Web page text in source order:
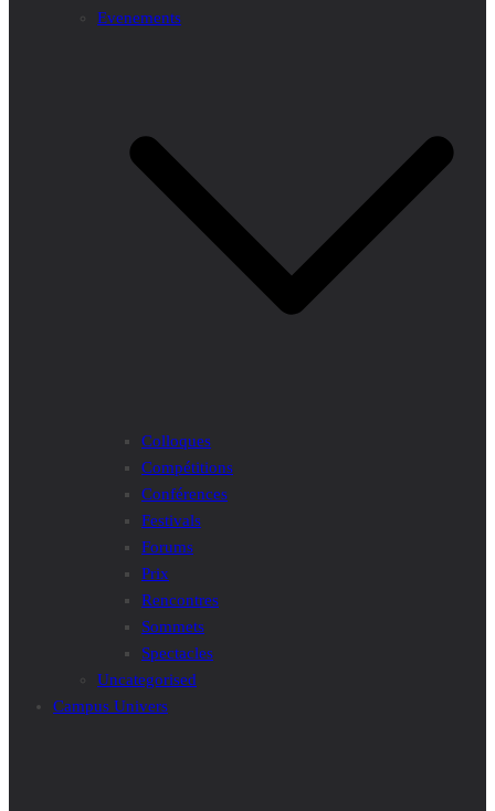
Evenements
Colloques
Compétitions
Conférences
Festivals
Forums
Prix
Rencontres
Sommets
Spectacles
Uncategorised
Campus Univers